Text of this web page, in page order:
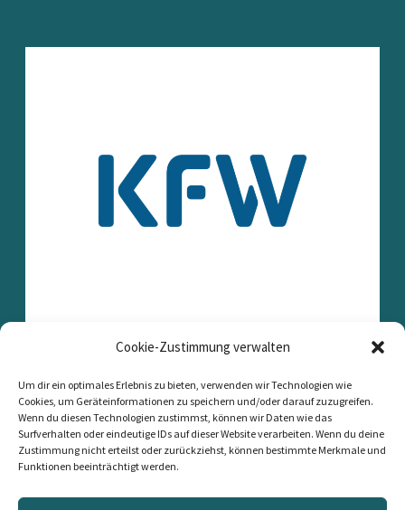
Cookie-Zustimmung verwalten
Um dir ein optimales Erlebnis zu bieten, verwenden wir Technologien wie
Cookies, um Geräteinformationen zu speichern und/oder darauf zuzugreifen.
Wenn du diesen Technologien zustimmst, können wir Daten wie das
Surfverhalten oder eindeutige IDs auf dieser Website verarbeiten. Wenn du deine
Zustimmung nicht erteilst oder zurückziehst, können bestimmte Merkmale und
Funktionen beeinträchtigt werden.